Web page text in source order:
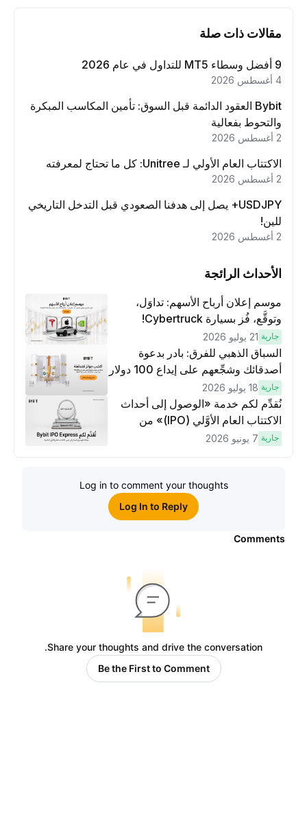
مقالات ذات صلة
Bybit العقود الدائمة قبل السوق: تأمين المكاسب المبكرة
والتحوط بفعالية
الاكتتاب العام الأولي لـ Unitree: كل ما تحتاج لمعرفته
USDJPY+ يصل إلى هدفنا الصعودي قبل التدخل التاريخي
للين!
الأحداث الرائجة
موسم إعلان أرباح الأسهم: تداوَل،
وتوقَّع، فُز بسيارة Cybertruck!
جارية 21 يوليو 2026
السباق الذهبي للفرق: بادر بدعوة
أصدقائك وشجِّعهم على إيداع 100 دولار
لكسَب مكافآت مُضاعَفة
جارية 18 يوليو 2026
نُقدِّم لكم خدمة «الوصول إلى أحداث
الاكتتاب العام الأوَّلي (IPO)» من
Bybit، بوابتك للوصول المبكر إلى فرص
جارية 7 يونيو 2026
Log in to comment your thoughts
Log In to Reply
Comments
Share your thoughts and drive the conversation.
Be the First to Comment